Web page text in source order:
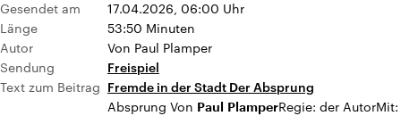
Gesendet am 17.04.2026, 06:00 Uhr
Länge
53:50 Minuten
Autor
Von Paul Plamper
Sendung
Freispiel
Text zum Beitrag Fremde in der Stadt Der Absprung
Absprung Von Paul PlamperRegie: der AutorMit: